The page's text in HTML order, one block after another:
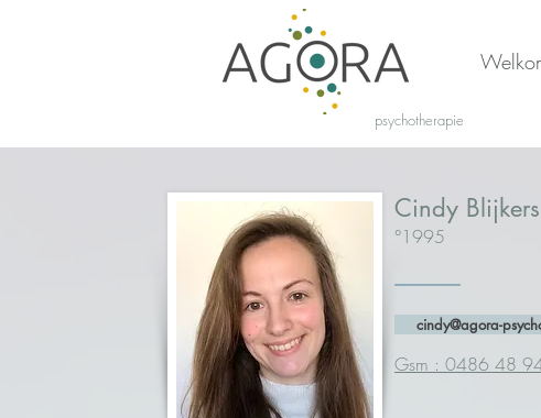
psychotherapie
Cindy Blijkers
°1995
cindy@agora-
Gsm : 0486 48